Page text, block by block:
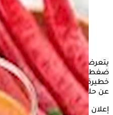
يتعرض بعض الاشخاص خاصةِ
ضغط الدم في الليل، وقد
خطيرة، إذا لم يتم الرعاية
عن حلول منزلية تساهم في
إعلان